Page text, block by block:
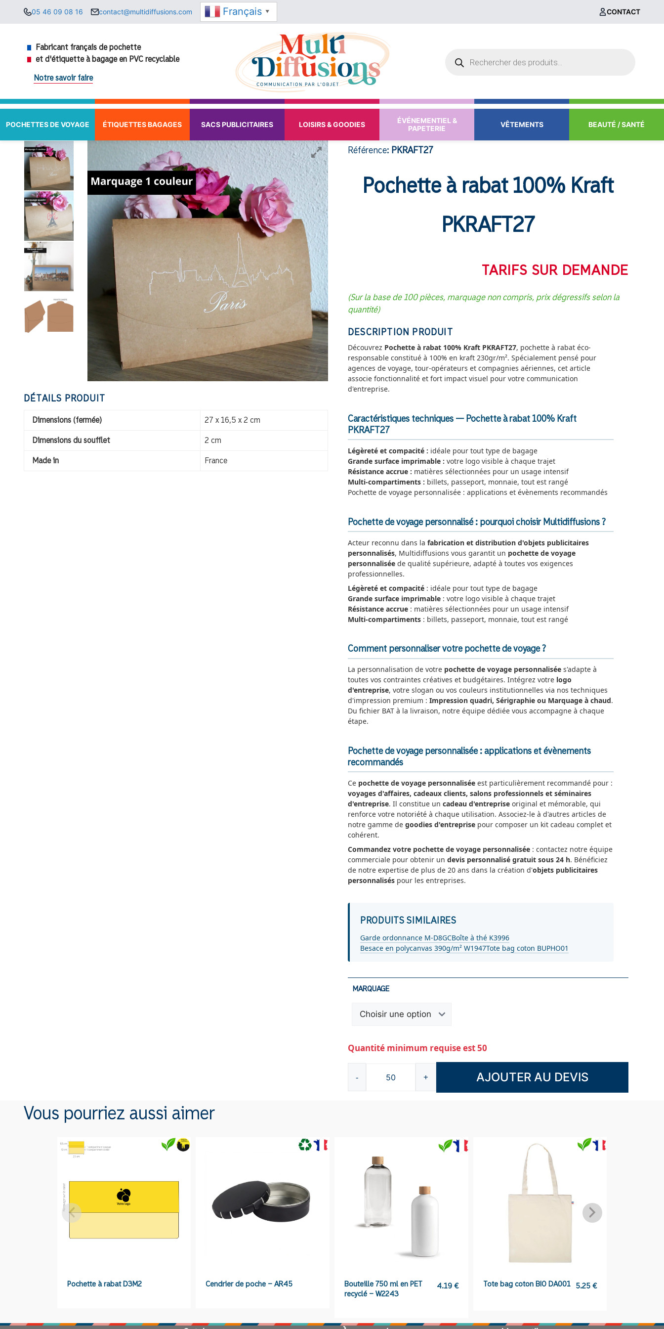
05 46 09 08 16 contact@multidiffusions.com Français ▼ CONTACT
Fabricant français de pochette
et d'étiquette à bagage en PVC recyclable
Notre savoir faire
produits
POCHETTES DE VOYAGE ÉTIQUETTES BAGAGES SACS PUBLICITAIRES LOISIRS & GOODIES
ÉVÉNEMENTIEL &
PAPETERIE
VÊTEMENTS BEAUTÉ / SANTÉ
DÉTAILS PRODUIT
Dimensions (fermée) 27 x 16,5 x 2 cm
Dimensions du soufflet 2 cm
Made in France
Référence: PKRAFT27
Pochette à rabat 100% Kraft
PKRAFT27
TARIFS SUR DEMANDE
(Sur la base de 100 pièces, marquage non compris, prix dégressifs selon la
quantité)
DESCRIPTION PRODUIT
Découvrez Pochette à rabat 100% Kraft PKRAFT27, pochette à rabat éco-
responsable constitué à 100% en kraft 230gr/m². Spécialement pensé pour
agences de voyage, tour-opérateurs et compagnies aériennes, cet article
associe fonctionnalité et fort impact visuel pour votre communication
d'entreprise.
Caractéristiques techniques — Pochette à rabat 100% Kraft
PKRAFT27
Légèreté et compacité : idéale pour tout type de bagage
Grande surface imprimable : votre logo visible à chaque trajet
Résistance accrue : matières sélectionnées pour un usage intensif
Multi-compartiments : billets, passeport, monnaie, tout est rangé
Pochette de voyage personnalisée : applications et évènements recommandés
Pochette de voyage personnalisé : pourquoi choisir Multidiffusions ?
Acteur reconnu dans la fabrication et distribution d'objets publicitaires
personnalisés, Multidiffusions vous garantit un pochette de voyage
personnalisée de qualité supérieure, adapté à toutes vos exigences
professionnelles.
Légèreté et compacité : idéale pour tout type de bagage
Grande surface imprimable : votre logo visible à chaque trajet
Résistance accrue : matières sélectionnées pour un usage intensif
Multi-compartiments : billets, passeport, monnaie, tout est rangé
Comment personnaliser votre pochette de voyage ?
La personnalisation de votre pochette de voyage personnalisée s'adapte à
toutes vos contraintes créatives et budgétaires. Intégrez votre logo
d'entreprise, votre slogan ou vos couleurs institutionnelles via nos techniques
d'impression premium : Impression quadri, Sérigraphie ou Marquage à chaud.
Du fichier BAT à la livraison, notre équipe dédiée vous accompagne à chaque
étape.
Pochette de voyage personnalisée : applications et évènements
recommandés
Ce pochette de voyage personnalisée est particulièrement recommandé pour :
voyages d'affaires, cadeaux clients, salons professionnels et séminaires
d'entreprise. Il constitue un cadeau d'entreprise original et mémorable, qui
renforce votre notoriété à chaque utilisation. Associez-le à d'autres articles de
notre gamme de goodies d'entreprise pour composer un kit cadeau complet et
cohérent.
Commandez votre pochette de voyage personnalisée : contactez notre équipe
commerciale pour obtenir un devis personnalisé gratuit sous 24 h. Bénéficiez
de notre expertise de plus de 20 ans dans la création d'objets publicitaires
personnalisés pour les entreprises.
PRODUITS SIMILAIRES
Garde ordonnance M-D8GCBoîte à thé K3996
Besace en polycanvas 390g/m² W1947Tote bag coton BUPHO01
MARQUAGE
Quantité minimum requise est 50
-
quantité
de
PKRAFT27
+ AJOUTER AU DEVIS
Vous pourriez aussi aimer
Pochette à rabat D3M2 Cendrier de poche – AR45
Bouteille 750 ml en PET
recyclé – W2243
4.19 € Tote bag coton BIO DA001 5.25€